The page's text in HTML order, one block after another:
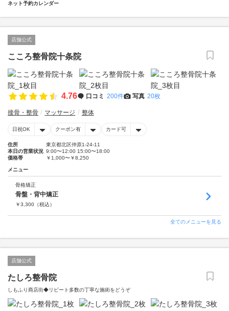
ネット予約カレンダー
店舗公式
こころ整骨院十条院
4.76 口コミ 200件 写真 20枚
接骨・整骨 マッサージ 整体
日祝OK クーポン有 カード可
住所
東京都北区仲原1-24-11
本日の営業状況 9:00〜12:00 15:00〜18:00
価格帯
￥1,000〜￥8,250
メニュー
骨格矯正
骨盤・背中矯正
￥3,300 （税込）
全てのメニューを見る
店舗公式
たしろ整骨院
しもふり商店街◆リピート多数の丁寧な施術をどうぞ